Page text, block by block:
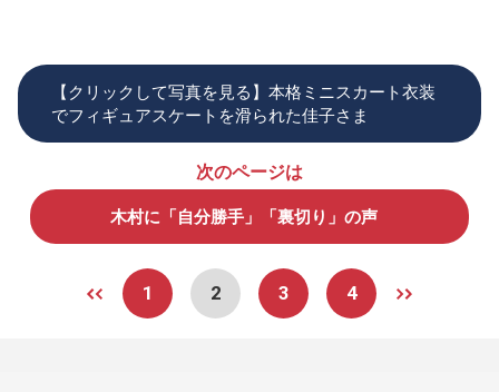
【クリックして写真を見る】本格ミニスカート衣装
でフィギュアスケートを滑られた佳子さま
次のページは
木村に「自分勝手」「裏切り」の声
1 2 3 4